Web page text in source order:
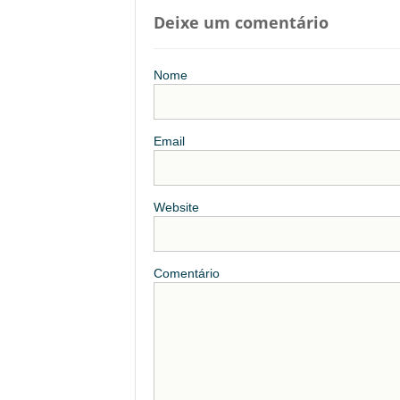
Deixe um comentário
Nome
Email
Website
Comentário